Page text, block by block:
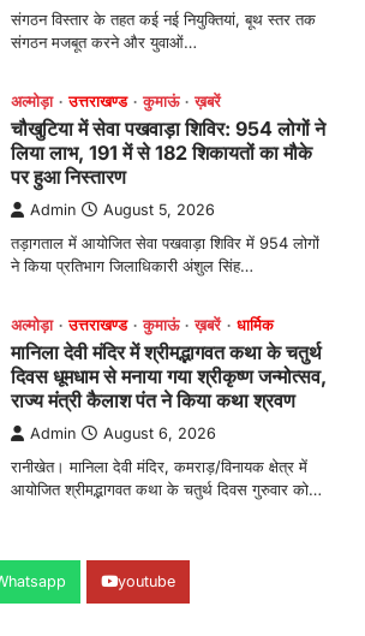
संगठन विस्तार के तहत कई नई नियुक्तियां, बूथ स्तर तक
संगठन मजबूत करने और युवाओं…
अल्मोड़ा उत्तराखण्ड कुमाऊं ख़बरें
चौखुटिया में सेवा पखवाड़ा शिविर: 954 लोगों ने
लिया लाभ, 191 में से 182 शिकायतों का मौके
पर हुआ निस्तारण
Admin August 5, 2026
तड़ागताल में आयोजित सेवा पखवाड़ा शिविर में 954 लोगों
ने किया प्रतिभाग जिलाधिकारी अंशुल सिंह…
अल्मोड़ा उत्तराखण्ड कुमाऊं ख़बरें धार्मिक
मानिला देवी मंदिर में श्रीमद्भागवत कथा के चतुर्थ
दिवस धूमधाम से मनाया गया श्रीकृष्ण जन्मोत्सव,
राज्य मंत्री कैलाश पंत ने किया कथा श्रवण
Admin August 6, 2026
रानीखेत। मानिला देवी मंदिर, कमराड़/विनायक क्षेत्र में
आयोजित श्रीमद्भागवत कथा के चतुर्थ दिवस गुरुवार को…
रानीखेत में शिक्षा-स्वास्थ्य व्यवस्था पर फूटा
कांग्रेस का गुस्सा, मंत्री और सरकार का पुतला
youtube